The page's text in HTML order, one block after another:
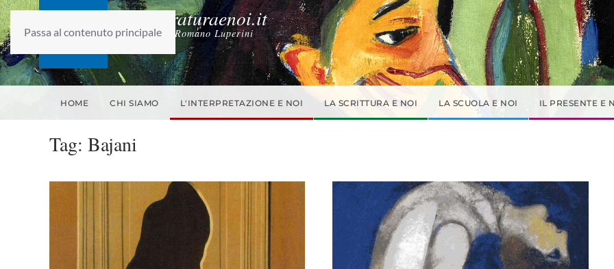
Passa al contenuto principale
laletteraturaenoi.it
fondato da Romano Luperini
HOME CHI SIAMO L'INTERPRETAZIONE E NOI LA SCRITTURA E NOI LA SCUOLA E NOI IL PRESENTE E
Tag: Bajani